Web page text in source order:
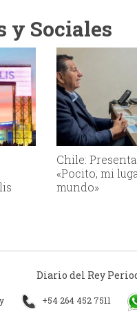
y Sociales
Chile:
«Pocito, mi
mundo»
Diario del Rey
+54 264 452 7511